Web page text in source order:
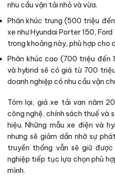
nhu cầu vận tải nhỏ và vừa.
Phân khúc trung (500 triệu
xe như Hyundai Porter 150,
trong khoảng này, phù hợp cho
Phân khúc cao (700 triệu đến
và hybrid sẽ có giá từ 700
doanh nghiệp có nhu cầu vận
Tóm lại, giá xe tải van năm
công nghệ, chính sách thuế và
hiệu. Những mẫu xe điện và
nhưng sẽ giảm dần nhờ sự
truyền thống vẫn sẽ giữ
nghiệp tiếp tục lựa chọn phù
mình.